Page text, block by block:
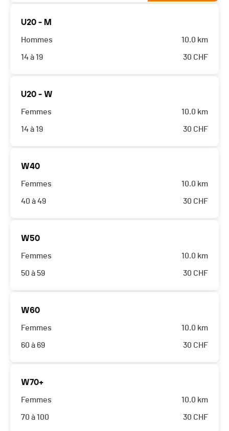
U20 - M
Hommes
14 à 19
10.0 km
30 CHF
U20 - W
Femmes
14 à 19
10.0 km
30 CHF
W40
Femmes
40 à 49
10.0 km
30 CHF
W50
Femmes
50 à 59
10.0 km
30 CHF
W60
Femmes
60 à 69
10.0 km
30 CHF
W70+
Femmes
70 à 100
10.0 km
30 CHF